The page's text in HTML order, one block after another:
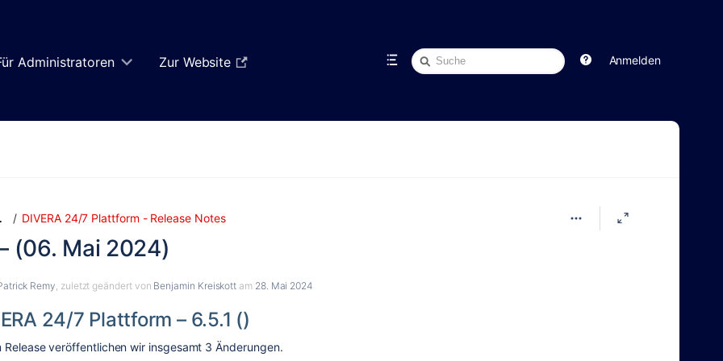
Administratoren Zur Website Anmelden
Schnellsuche
DIVERA 24/7 Plattform - Release Notes
(06. Mai 2024)
Remy, zuletzt geändert von Benjamin Kreiskott am 28. Mai 2024
24/7 Plattform – 6.5.1 ()
Release veröffentlichen wir insgesamt 3 Änderungen.